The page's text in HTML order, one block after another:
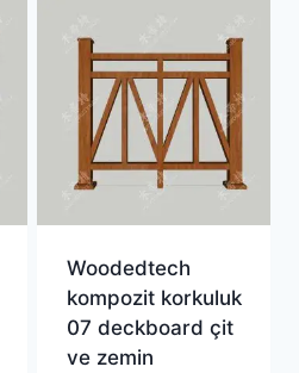
Woodedtech
kompozit korkuluk
07 deckboard çit
ve zemin